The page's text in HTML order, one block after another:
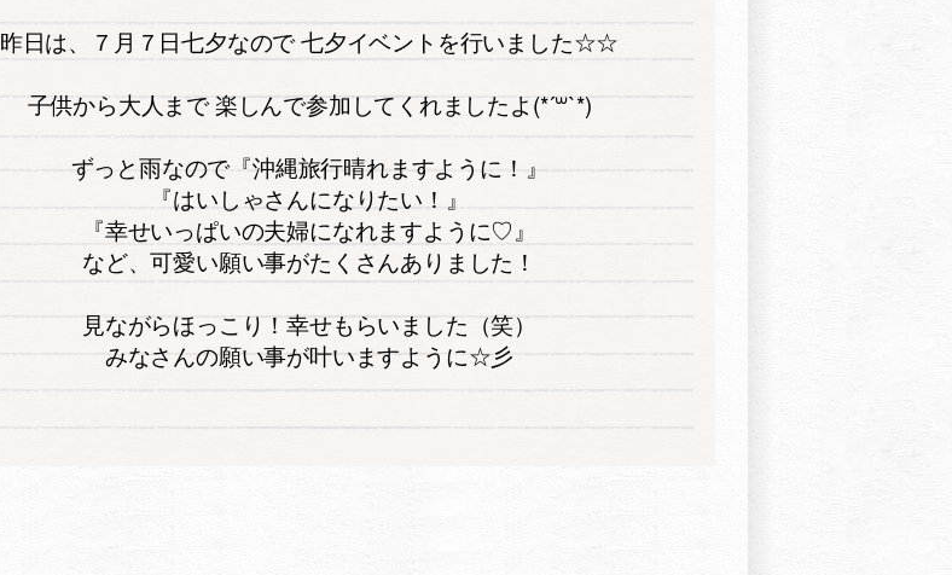
昨日は、７月７日七夕なので 七夕イベントを行いました☆☆
子供から大人まで 楽しんで参加してくれましたよ(*´꒳`*)
ずっと雨なので『沖縄旅行晴れますように！』
『はいしゃさんになりたい！』
『幸せいっぱいの夫婦になれますように♡』
など、可愛い願い事がたくさんありました！
見ながらほっこり！幸せもらいました（笑）
みなさんの願い事が叶いますように☆彡